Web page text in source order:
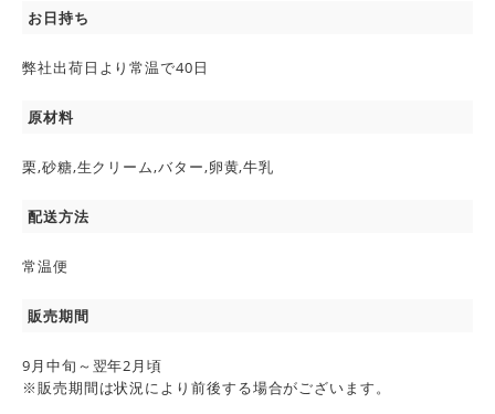
お日持ち
弊社出荷日より常温で40日
原材料
栗,砂糖,生クリーム,バター,卵黄,牛乳
配送方法
常温便
販売期間
9月中旬～翌年2月頃
※販売期間は状況により前後する場合がございます。